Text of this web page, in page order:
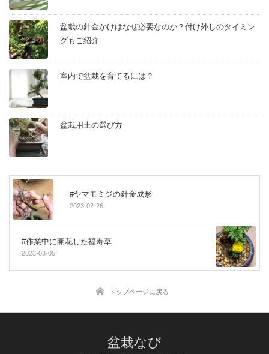
盆栽の針金かけはなぜ必要なのか？付け外しのタイミン
グもご紹介
室内で盆栽を育てるには？
盆栽用土の選び方
#ヤマモミジの針金成形
2023-02-26
#作業中に開花した福寿草
2023-03-05
トップページに戻る
盆栽なび